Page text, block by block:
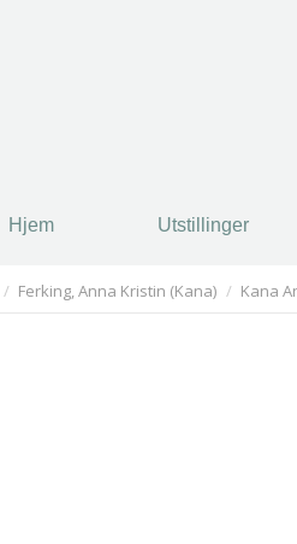
Hjem Utstillinger
here:
Ferking, Anna Kristin (Kana) Kana